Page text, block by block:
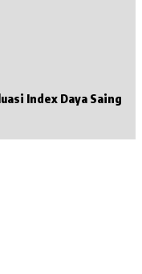
Index Daya Saing